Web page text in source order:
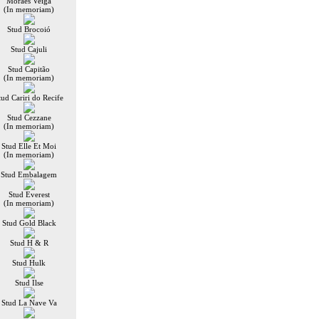
(In memoriam)
Stud Brocoió
Stud Cajuli
Stud Capitão
(In memoriam)
Cariri do Recife
Stud Cezzane
(In memoriam)
Stud Elle Et Moi
(In memoriam)
Stud Embalagem
Stud Everest
(In memoriam)
Stud Gold Black
Stud H & R
Stud Hulk
Stud Ilse
Stud La Nave Va